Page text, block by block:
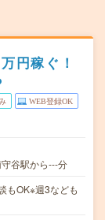
円稼ぐ！
WEB登録OK
谷駅から---分
もOK※週3なども